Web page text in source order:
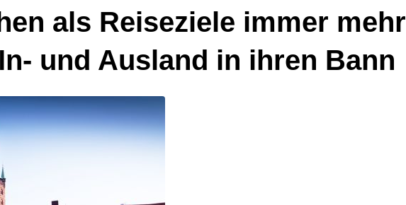
als Reiseziele immer mehr
und Ausland in ihren Bann